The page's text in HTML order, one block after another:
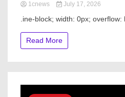
1cnews July 17, 2026
.ine-block; width: 0px; overflow:
Read More